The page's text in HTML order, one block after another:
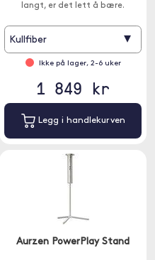
langt, er det lett å bære.
Kullfiber ▾
Ikke på lager, 2-6 uker
1 849 kr
Legg i handlekurven
Aurzen PowerPlay Stand